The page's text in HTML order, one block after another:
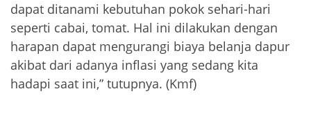
dapat ditanami kebutuhan pokok sehari-hari
seperti cabai, tomat. Hal ini dilakukan dengan
harapan dapat mengurangi biaya belanja dapur
akibat dari adanya inflasi yang sedang kita
hadapi saat ini,” tutupnya. (Kmf)